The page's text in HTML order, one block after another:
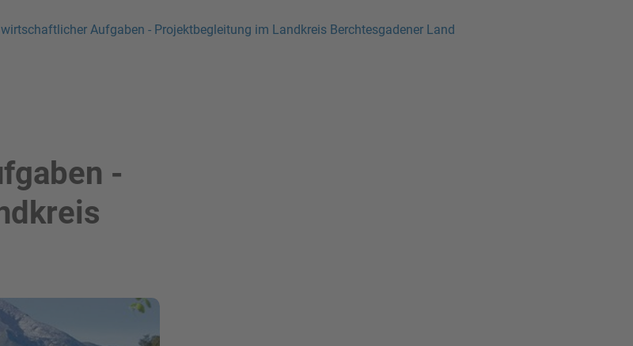
Aufgaben - Projektbegleitung im Landkreis Berchtesgadener Land
-